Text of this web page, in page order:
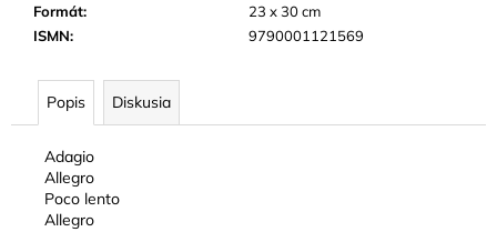
Formát:
23 x 30 cm
ISMN: 9790001121569
Popis Diskusia
Adagio
Allegro
Poco lento
Allegro